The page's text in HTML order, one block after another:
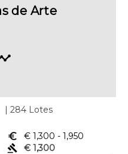
de Arte
| 284 Lotes
euro_symbol € 1,300 - 1,950
gavel
€ 1,300